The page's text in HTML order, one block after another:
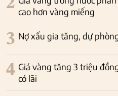
cao hơn vàng miếng
3 Nợ xấu gia tăng, dự
4 Giá vàng tăng 3 triệu
có lãi